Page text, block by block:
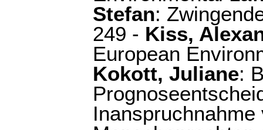
Stefan:
249 - Kiss,
European
Kokott, Juliane: